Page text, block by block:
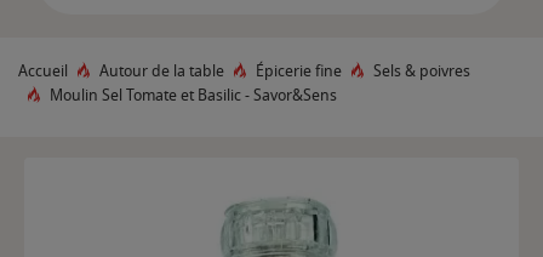
Accueil Autour de la table Épicerie fine
Sels & poivres
Moulin Sel Tomate et Basilic - Savor&Sens